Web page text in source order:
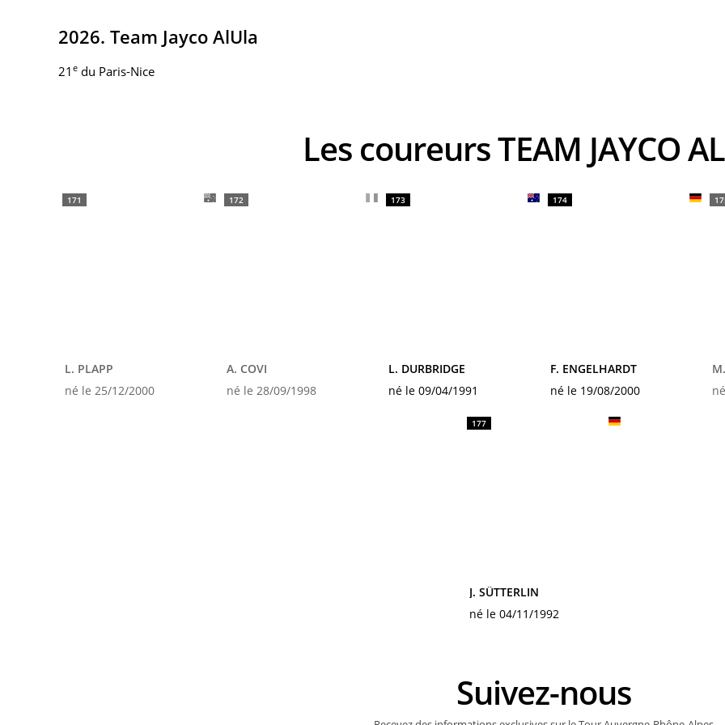
2026. Team Jayco AlUla
21 e du Paris-Nice
Les coureurs TEAM JAYCO
171
L. PLAPP
né le 25/12/2000
172
A. COVI
né le 28/09/1998
173
L. DURBRIDGE
né le 09/04/1991
174
F. ENGELHARDT
né le 19/08/2000
177
J. SÜTTERLIN
né le 04/11/1992
Suivez-nous